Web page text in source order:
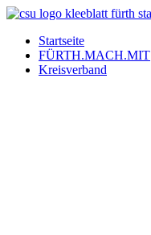
Startseite
FÜRTH.MACH.MIT
Kreisverband